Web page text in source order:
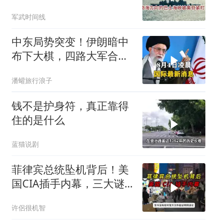
军武时间线
中东局势突变！伊朗暗中
布下大棋，四路大军合
潘蠸旅行浪子
钱不是护身符，真正靠得
住的是什么
蓝猫说剧
菲律宾总统坠机背后！美
国CIA插手内幕，三大谜
许侶很机智